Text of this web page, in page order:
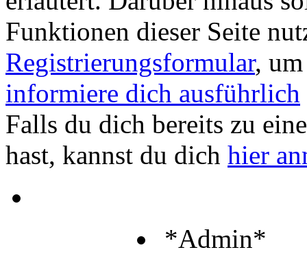
Funktionen dieser Seite
Registrierungsformular,
informiere dich ausführlich
Falls du dich bereits zu
hast, kannst du dich hier
*Admin*